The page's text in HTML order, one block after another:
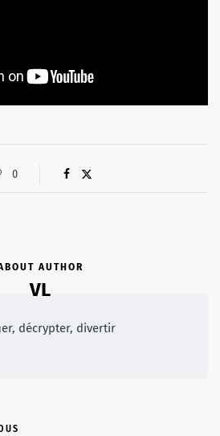
0
AUTHOR
VL
décrypter, divertir